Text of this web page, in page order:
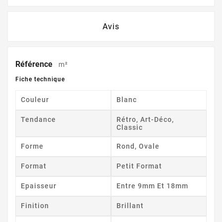
Avis
Référence m²
Fiche technique
Couleur Blanc
Tendance
Rétro, Art-Déco,
Classic
Forme Rond, Ovale
Format Petit Format
Epaisseur Entre 9mm Et 18mm
Finition Brillant